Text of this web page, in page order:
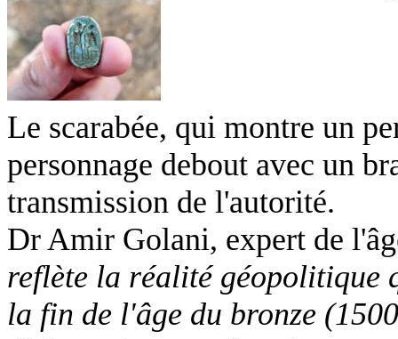
Le scarabée, qui montre un
personnage debout avec un
transmission de l'autorité.
Dr Amir Golani, expert de
reflète la réalité géopolitique
la fin de l'âge du bronze